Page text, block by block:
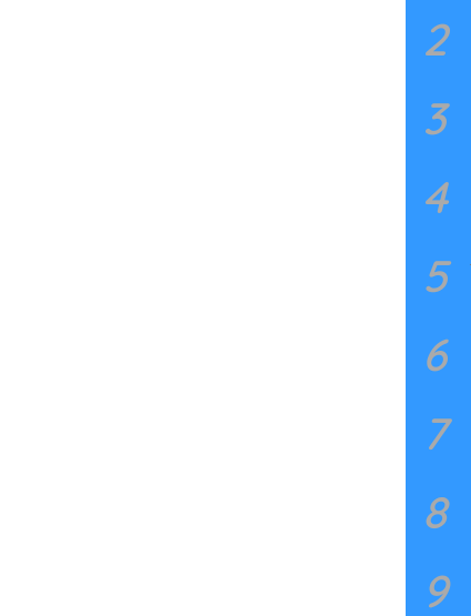
2
3
4
5
6
7
8
9